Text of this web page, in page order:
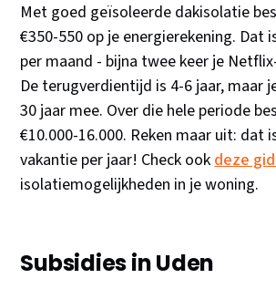
Met goed geïsoleerde dakisolatie
€350-550 op je energierekening. Dat
per maand - bijna twee keer je
De terugverdientijd is 4-6 jaar, maar
30 jaar mee. Over die hele periode
€10.000-16.000. Reken maar uit: dat
vakantie per jaar! Check ookdeze
isolatiemogelijkheden in je woning.
Subsidies in Uden